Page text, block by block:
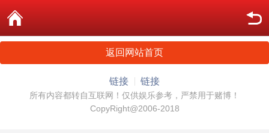
返回网站首页
链接 链接
所有内容都转自互联网！仅供娱乐参考，严禁用于赌博！
CopyRight@2006-2018